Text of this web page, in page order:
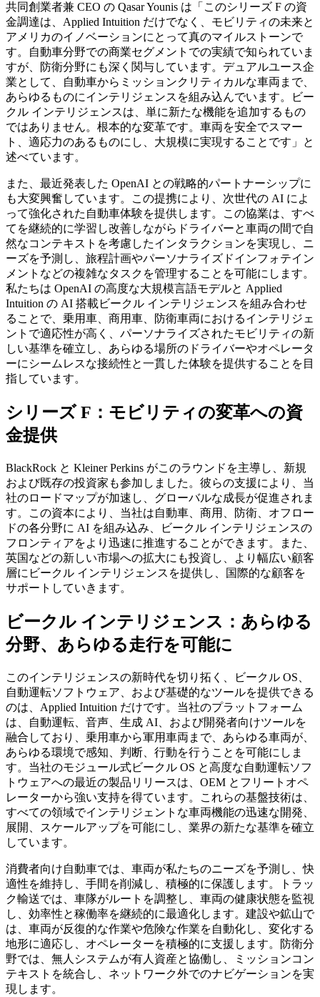
共同創業者兼 CEO の Qasar Younis は「このシリーズ F の資
金調達は、Applied Intuition だけでなく、モビリティの未来と
アメリカのイノベーションにとって真のマイルストーンで
す。自動車分野での商業セグメントでの実績で知られていま
すが、防衛分野にも深く関与しています。デュアルユース企
業として、自動車からミッションクリティカルな車両まで、
あらゆるものにインテリジェンスを組み込んでいます。ビー
クル インテリジェンスは、単に新たな機能を追加するもの
ではありません。根本的な変革です。車両を安全でスマー
ト、適応力のあるものにし、大規模に実現することです」と
述べています。
また、最近発表した OpenAI との戦略的パートナーシップに
も大変興奮しています。この提携により、次世代の AI によ
って強化された自動車体験を提供します。この協業は、すべ
てを継続的に学習し改善しながらドライバーと車両の間で自
然なコンテキストを考慮したインタラクションを実現し、ニ
ーズを予測し、旅程計画やパーソナライズドインフォテイン
メントなどの複雑なタスクを管理することを可能にします。
私たちは OpenAI の高度な大規模言語モデルと Applied
Intuition の AI 搭載ビークル インテリジェンスを組み合わせ
ることで、乗用車、商用車、防衛車両におけるインテリジェ
ントで適応性が高く、パーソナライズされたモビリティの新
しい基準を確立し、あらゆる場所のドライバーやオペレータ
ーにシームレスな接続性と一貫した体験を提供することを目
指しています。
シリーズ F：モビリティの変革への資
金提供
BlackRock と Kleiner Perkins がこのラウンドを主導し、新規
および既存の投資家も参加しました。彼らの支援により、当
社のロードマップが加速し、グローバルな成長が促進されま
す。この資本により、当社は自動車、商用、防衛、オフロー
ドの各分野に AI を組み込み、ビークル インテリジェンスの
フロンティアをより迅速に推進することができます。また、
英国などの新しい市場への拡大にも投資し、より幅広い顧客
層にビークル インテリジェンスを提供し、国際的な顧客を
サポートしていきます。
ビークル インテリジェンス：あらゆる
分野、あらゆる走行を可能に
このインテリジェンスの新時代を切り拓く、ビークル OS、
自動運転ソフトウェア、および基礎的なツールを提供できる
のは、Applied Intuition だけです。当社のプラットフォーム
は、自動運転、音声、生成 AI、および開発者向けツールを
融合しており、乗用車から軍用車両まで、あらゆる車両が、
あらゆる環境で感知、判断、行動を行うことを可能にしま
す。当社のモジュール式ビークル OS と高度な自動運転ソフ
トウェアへの最近の製品リリースは、OEM とフリートオペ
レーターから強い支持を得ています。これらの基盤技術は、
すべての領域でインテリジェントな車両機能の迅速な開発、
展開、スケールアップを可能にし、業界の新たな基準を確立
しています。
消費者向け自動車では、車両が私たちのニーズを予測し、快
適性を維持し、手間を削減し、積極的に保護します。トラッ
ク輸送では、車隊がルートを調整し、車両の健康状態を監視
し、効率性と稼働率を継続的に最適化します。建設や鉱山で
は、車両が反復的な作業や危険な作業を自動化し、変化する
地形に適応し、オペレーターを積極的に支援します。防衛分
野では、無人システムが有人資産と協働し、ミッションコン
テキストを統合し、ネットワーク外でのナビゲーションを実
現します。